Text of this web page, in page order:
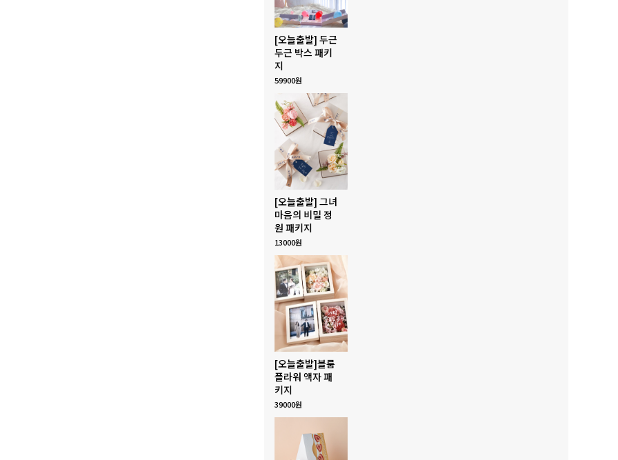
[오늘출발] 두근
두근 박스 패키
지
59900원
[오늘출발] 그녀
마음의 비밀 정
원 패키지
13000원
[오늘출발]블룸
플라워 액자 패
키지
39000원